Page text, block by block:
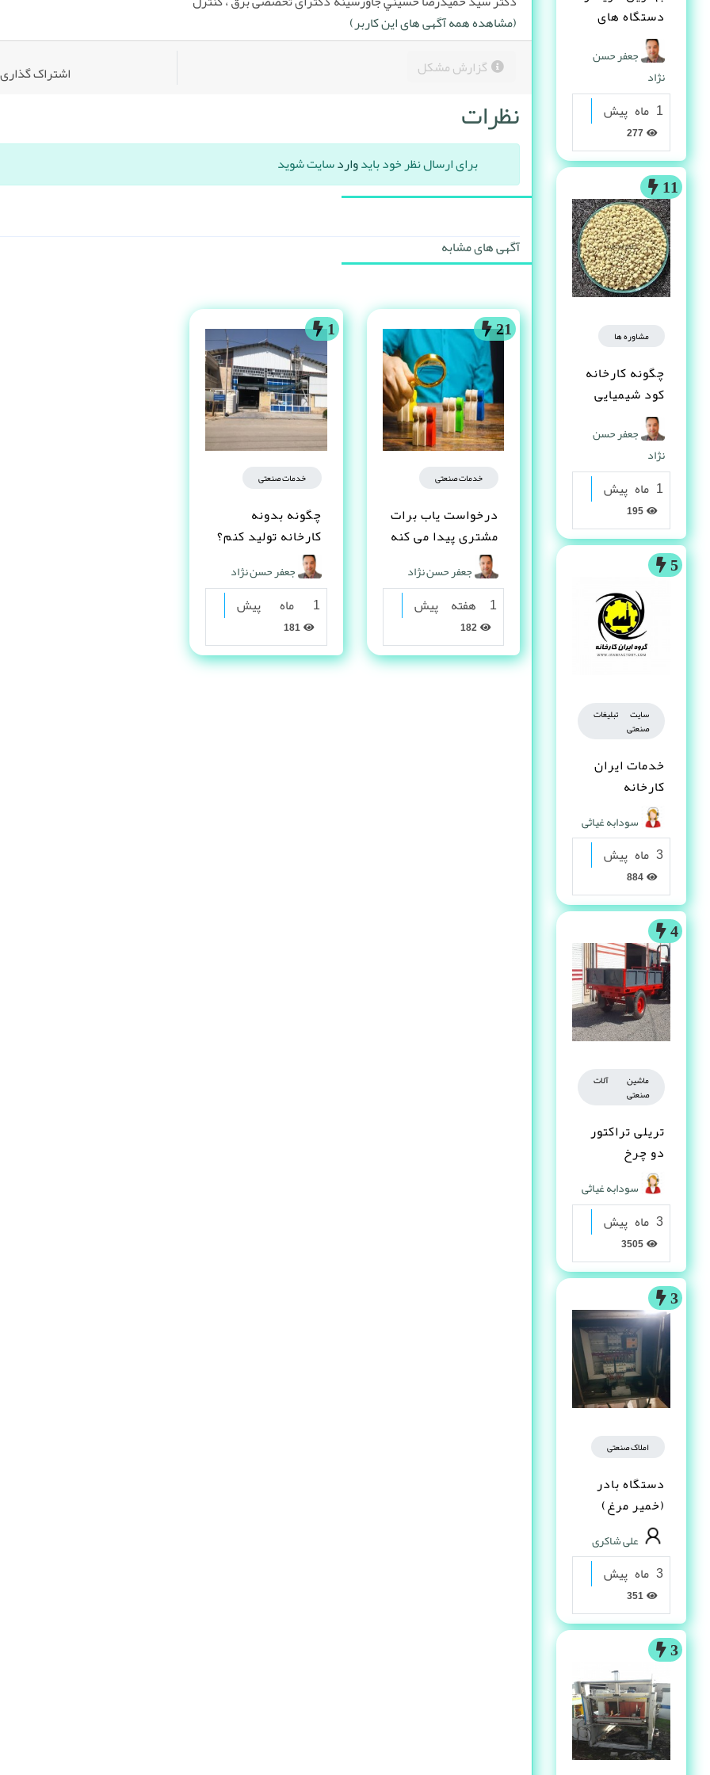
دستگاه های
دست دوم
صنعتی کیست ؟
جعفر حسن
نژاد
1 ماه پیش
11
مشاوره ها
چگونه کارخانه
کود شیمیایی
تاسیس کنم ؟
جعفر حسن
نژاد
1 ماه پیش
5
سایت تبلیغات
صنعتی
خدمات ایران
کارخانه
سودابه غیاثی
3 ماه پیش
4
ماشین آلات
صنعتی
تریلی تراکتور
دو چرخ
سودابه غیاثی
3 ماه پیش
3
املاک صنعتی
دستگاه بادر
(خمیر مرغ)
علی شاکری
3 ماه پیش
3
(مشاهده همه آگهی های این کاربر)
گزارش مشکل اشتراک
نظرات
برای ارسال نظر خود بایدواردسایت شوید
آگهی های مشابه
21
خدمات صنعتی
درخواست یاب برات
مشتری پیدا می کنه
جعفر حسن نژاد
1 هفته پیش
1
خدمات صنعتی
چگونه بدونه
کارخانه تولید کنم؟
جعفر حسن نژاد
1 ماه پیش
181